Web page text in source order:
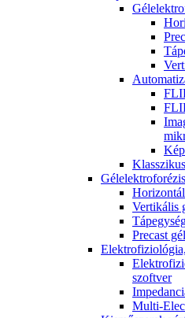
Gélelektroforézis
Vertikális
Precast
szoftver
Multi-